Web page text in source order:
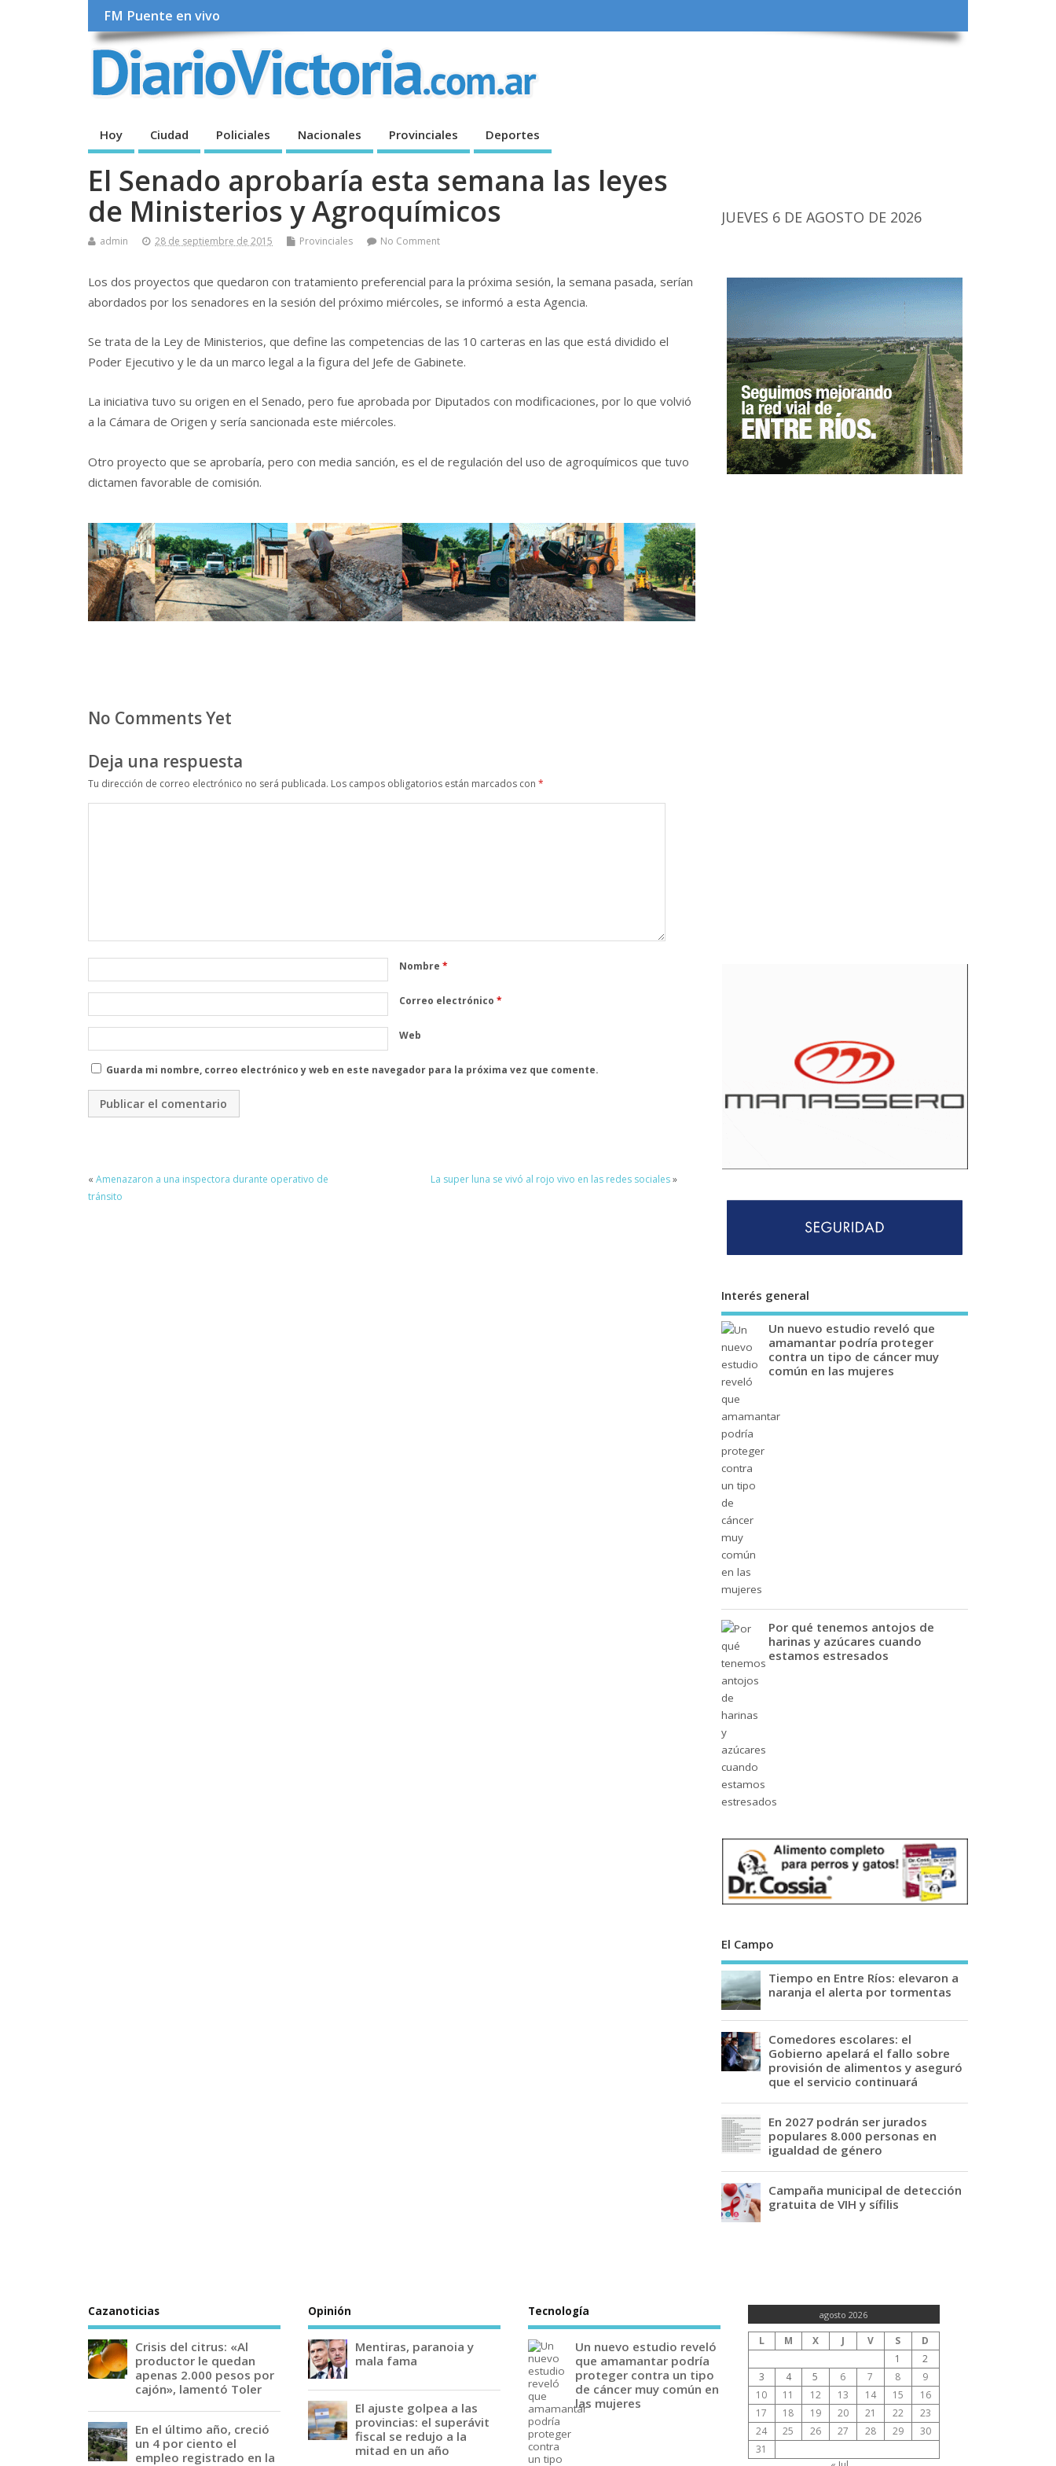
FM Puente en vivo
Hoy Ciudad Policiales Nacionales Provinciales Deportes
El Senado aprobaría esta semana las leyes
de Ministerios y Agroquímicos
admin 28 de septiembre de 2015 Provinciales No Comment
Los dos proyectos que quedaron con tratamiento preferencial para la próxima sesión, la semana pasada, serían
abordados por los senadores en la sesión del próximo miércoles, se informó a esta Agencia.
Se trata de la Ley de Ministerios, que define las competencias de las 10 carteras en las que está dividido el
Poder Ejecutivo y le da un marco legal a la figura del Jefe de Gabinete.
La iniciativa tuvo su origen en el Senado, pero fue aprobada por Diputados con modificaciones, por lo que volvió
a la Cámara de Origen y sería sancionada este miércoles.
Otro proyecto que se aprobaría, pero con media sanción, es el de regulación del uso de agroquímicos que tuvo
dictamen favorable de comisión.
No Comments Yet
Deja una respuesta
Tu dirección de correo electrónico no será publicada. Los campos obligatorios están marcados con *
Nombre *
Correo electrónico *
Web
Guarda mi nombre, correo electrónico y web en este navegador para la próxima vez que comente.
« Amenazaron a una inspectora durante operativo de
tránsito
La super luna se vivó al rojo vivo en las redes sociales»
JUEVES 6 DE AGOSTO DE 2026
Interés general
Un nuevo estudio reveló que
amamantar podría proteger
contra un tipo de cáncer muy
común en las mujeres
Por qué tenemos antojos de
harinas y azúcares cuando
estamos estresados
El Campo
Tiempo en Entre Ríos: elevaron a
naranja el alerta por tormentas
Comedores escolares: el
Gobierno apelará el fallo sobre
provisión de alimentos y aseguró
que el servicio continuará
En 2027 podrán ser jurados
populares 8.000 personas en
igualdad de género
Campaña municipal de detección
gratuita de VIH y sífilis
Cazanoticias
Crisis del citrus: «Al
productor le quedan
apenas 2.000 pesos por
cajón», lamentó Toler
En el último año, creció
un 4 por ciento el
empleo registrado en la
Opinión
Mentiras, paranoia y
mala fama
El ajuste golpea a las
provincias: el superávit
fiscal se redujo a la
mitad en un año
Tecnología
Un nuevo estudio reveló
que amamantar podría
proteger contra un tipo
de cáncer muy común en
las mujeres
agosto 2026
L M X J V S
D
1
2
3
4 5 6 7 8
9
10
11 12 13 14 15
16
17
18 19 20 21 22
23
24
25 26 27 28 29
30
31